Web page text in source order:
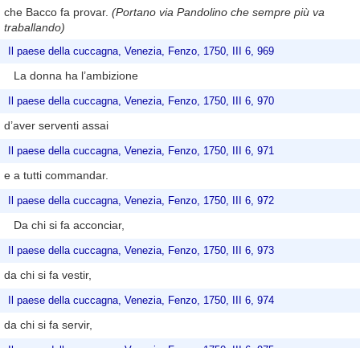
che Bacco fa provar. (Portano via Pandolino che sempre più va
traballando)
Il paese della cuccagna, Venezia, Fenzo, 1750, III 6, 969
La donna ha l’ambizione
Il paese della cuccagna, Venezia, Fenzo, 1750, III 6, 970
d’aver serventi assai
Il paese della cuccagna, Venezia, Fenzo, 1750, III 6, 971
e a tutti commandar.
Il paese della cuccagna, Venezia, Fenzo, 1750, III 6, 972
Da chi si fa acconciar,
Il paese della cuccagna, Venezia, Fenzo, 1750, III 6, 973
da chi si fa vestir,
Il paese della cuccagna, Venezia, Fenzo, 1750, III 6, 974
da chi si fa servir,